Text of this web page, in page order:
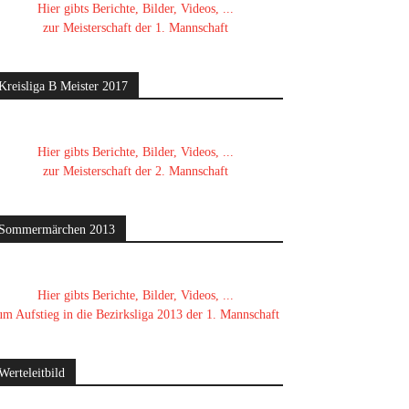
Hier gibts Berichte, Bilder, Videos, ...
zur Meisterschaft der 1. Mannschaft
B Meister 2017
Hier gibts Berichte, Bilder, Videos, ...
zur Meisterschaft der 2. Mannschaft
2013
Hier gibts Berichte, Bilder, Videos, ...
Aufstieg in die Bezirksliga 2013 der 1. Mannschaft